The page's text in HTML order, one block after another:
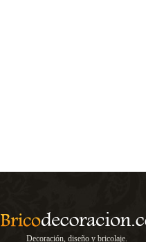
Decoración, diseño y bricolaje.